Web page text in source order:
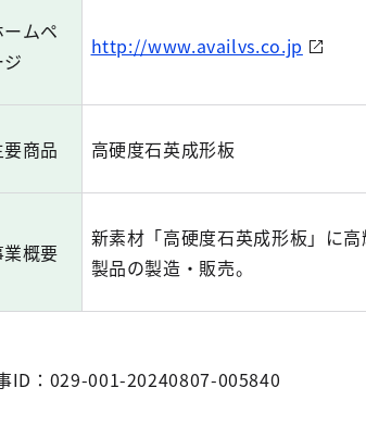
ームペ
http://www.availvs.co.jp
要商品 高硬度石英成形板
業概要
新素材「高硬度石英成形板」に
製品の製造・販売。
ID：029-001-20240807-005840